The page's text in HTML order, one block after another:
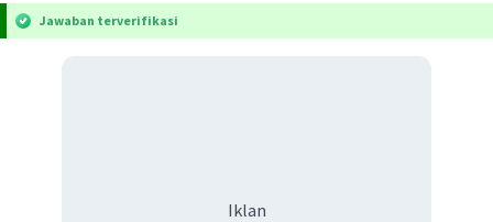
Jawaban terverifikasi
Iklan